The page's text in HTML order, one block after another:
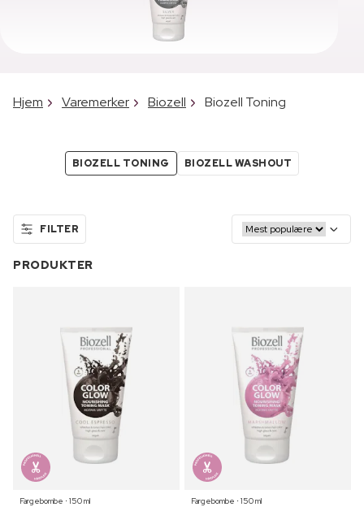
Hjem Varemerker Biozell Biozell Toning
BIOZELL TONING BIOZELL WASHOUT
FILTER
PRODUKTER
Fargebombe ⋅ 150 ml
Fargebombe ⋅ 150 ml